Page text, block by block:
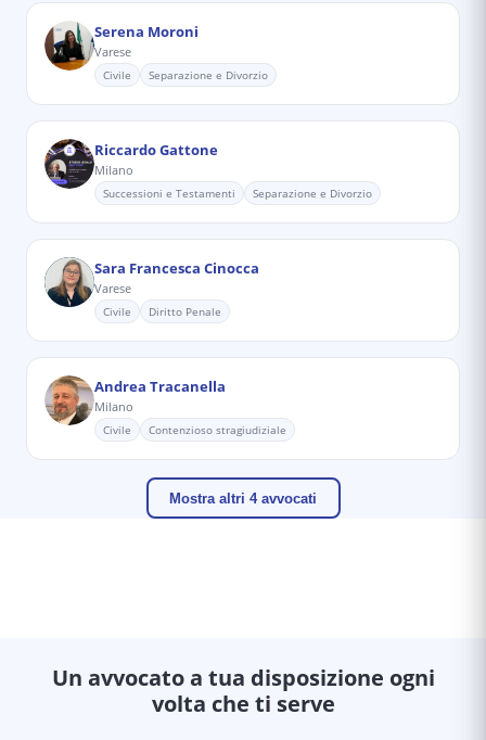
Serena Moroni
Varese
Civile Separazione e Divorzio
Riccardo Gattone
Milano
Successioni e Testamenti Separazione e Divorzio
Sara Francesca Cinocca
Varese
Civile Diritto Penale
Andrea Tracanella
Milano
Civile Contenzioso stragiudiziale
Mostra altri 4 avvocati
Un avvocato a tua disposizione ogni
volta che ti serve